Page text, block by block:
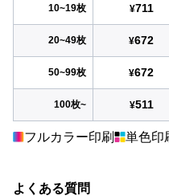
10~19枚 ¥711
20~49枚 ¥672
50~99枚 ¥672
100枚~ ¥511
フルカラー印刷 単色印
よくある質問